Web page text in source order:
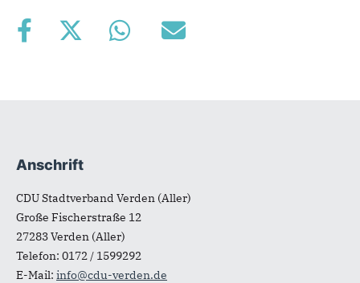
Fußbereich
Anschrift
CDU Stadtverband Verden (Aller)
Große Fischerstraße 12
27283Verden (Aller)
Telefon: 0172 / 1599292
E-Mail: info@cdu-verden.de